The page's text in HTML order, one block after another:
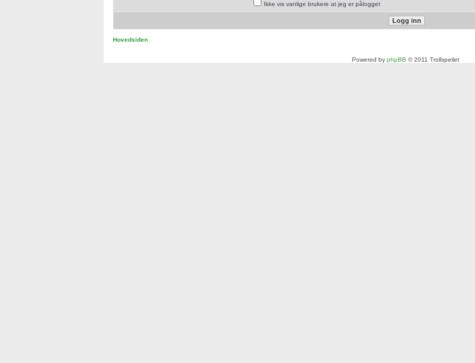
Ikke vis vanlige brukere at jeg er pålogget
Hovedsiden
Powered by phpBB © 2011 Trollspeilet